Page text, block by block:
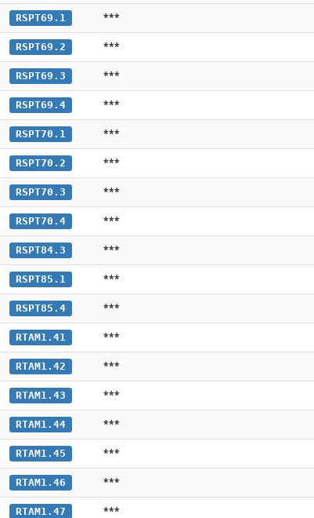
RSPT69.1 ***
RSPT69.2 ***
RSPT69.3 ***
RSPT69.4 ***
RSPT70.1 ***
RSPT70.2 ***
RSPT70.3 ***
RSPT70.4 ***
RSPT84.3 ***
RSPT85.1 ***
RSPT85.4 ***
RTAM1.41 ***
RTAM1.42 ***
RTAM1.43 ***
RTAM1.44 ***
RTAM1.45 ***
RTAM1.46 ***
RTAM1.47 ***